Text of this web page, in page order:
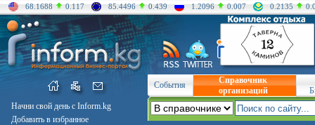
68.1688 0.117 85.4496 0.439 1.2096 0.007 0.2135
Начни свой день с Inform.kg
Добавить в избранное
События
Справочник
организаций